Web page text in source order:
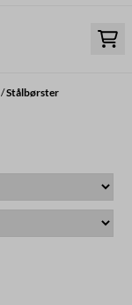
/Stålbørster